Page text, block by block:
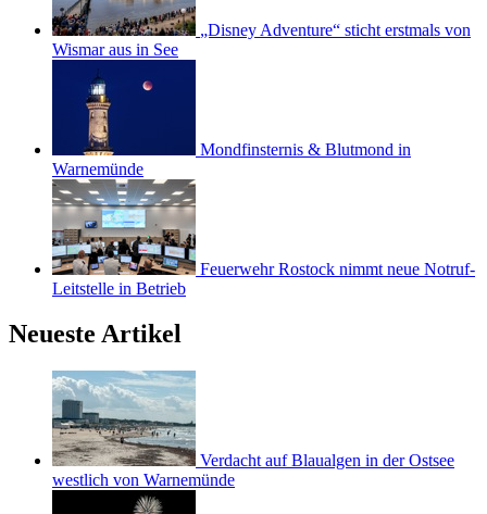
„Disney Adventure“ sticht erstmals von
Wismar aus in See
Mondfinsternis & Blutmond in
Warnemünde
Feuerwehr Rostock nimmt neue Notruf-
Leitstelle in Betrieb
Neueste Artikel
Verdacht auf Blaualgen in der Ostsee
westlich von Warnemünde